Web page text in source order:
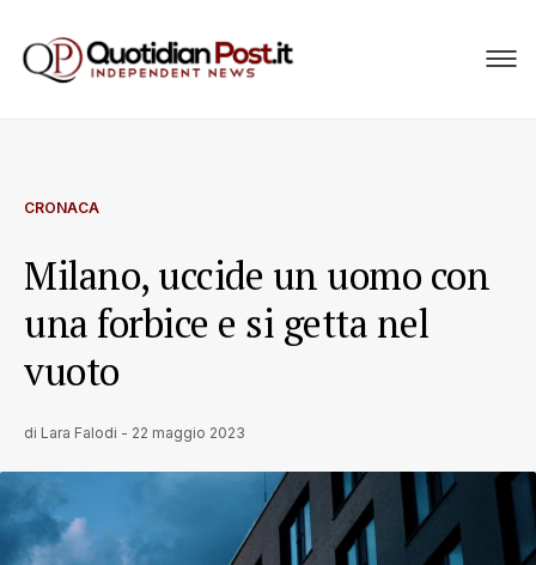
CRONACA
Milano, uccide un uomo con
una forbice e si getta nel
vuoto
di Lara Falodi - 22 maggio 2023